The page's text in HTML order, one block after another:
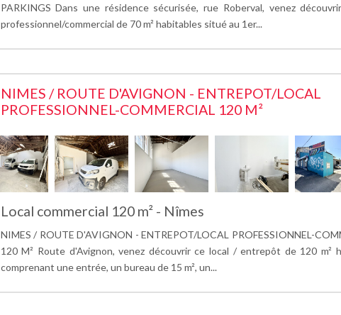
PARKINGS Dans une résidence sécurisée, rue Roberval, venez
professionnel/commercial de 70 m² habitables situé au 1er...
NIMES / ROUTE D'AVIGNON - ENTREPOT/LOCAL
PROFESSIONNEL-COMMERCIAL 120 M²
Local commercial 120 m² - Nîmes
NIMES / ROUTE D'AVIGNON - ENTREPOT/LOCAL PROFESSIONNEL-
120 M² Route d'Avignon, venez découvrir ce local / entrepôt de 120 m²
comprenant une entrée, un bureau de 15 m², un...